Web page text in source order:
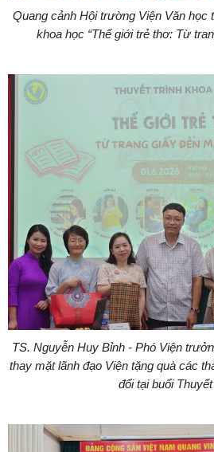
Quang cảnh Hội trường Viện Văn học
khoa học “Thế giới trẻ thơ: Từ
TS. Nguyễn Huy Bỉnh - Phó Viện
thay mặt lãnh đạo Viện tặng quà các
đổi tại buổi